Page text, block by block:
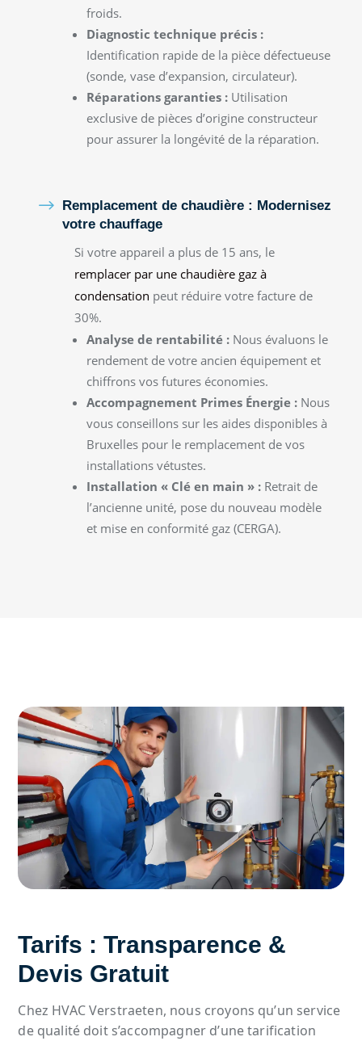
froids.
Diagnostic technique précis :
Identification rapide de la pièce défectueuse
(sonde, vase d’expansion, circulateur).
Réparations garanties :Utilisation
exclusive de pièces d’origine constructeur
pour assurer la longévité de la réparation.
$ Remplacement de chaudière : Modernisez
votre chauffage
Si votre appareil a plus de 15 ans, le
remplacer par une chaudière gaz à
condensation peut réduire votre facture de
30%.
Analyse de rentabilité :Nous évaluons le
rendement de votre ancien équipement et
chiffrons vos futures économies.
Accompagnement Primes Énergie :Nous
vous conseillons sur les aides disponibles à
Bruxelles pour le remplacement de vos
installations vétustes.
Installation « Clé en main » :Retrait de
l’ancienne unité, pose du nouveau modèle
et mise en conformité gaz (CERGA).
Tarifs : Transparence &
Devis Gratuit
Chez HVAC Verstraeten, nous croyons qu’un service
de qualité doit s’accompagner d’une tarification